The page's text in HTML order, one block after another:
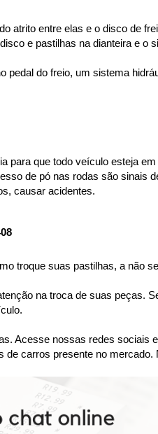
atrito entre elas e o disco de
e pastilhas na dianteira e o
do freio, um sistema
para que todo veículo esteja
de pó nas rodas são sinais
causar acidentes.
troque suas pastilhas, a não
na troca de suas peças.
Acesse nossas redes sociais
carros presente no mercado.